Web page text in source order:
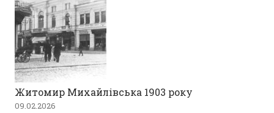
Житомир Михайлівська 1903 року
09.02.2026